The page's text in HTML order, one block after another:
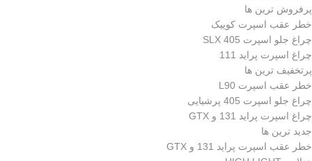
پرفروش ترین ها
خطر عقب اسپرت کوییک
چراغ جلو اسپرت 405 SLX
چراغ اسپرت پراید 111
پرتخفیف ترین ها
خطر عقب اسپرت L90
چراغ جلو اسپرت 405 پرشیایی
چراغ اسپرت پراید 131 و GTX
جدید ترین ها
خطر عقب اسپرت پراید 131 و GTX